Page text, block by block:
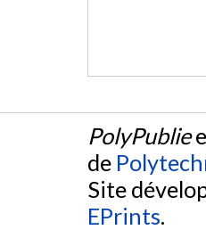
PolyPublie
de
Site
EPrints.